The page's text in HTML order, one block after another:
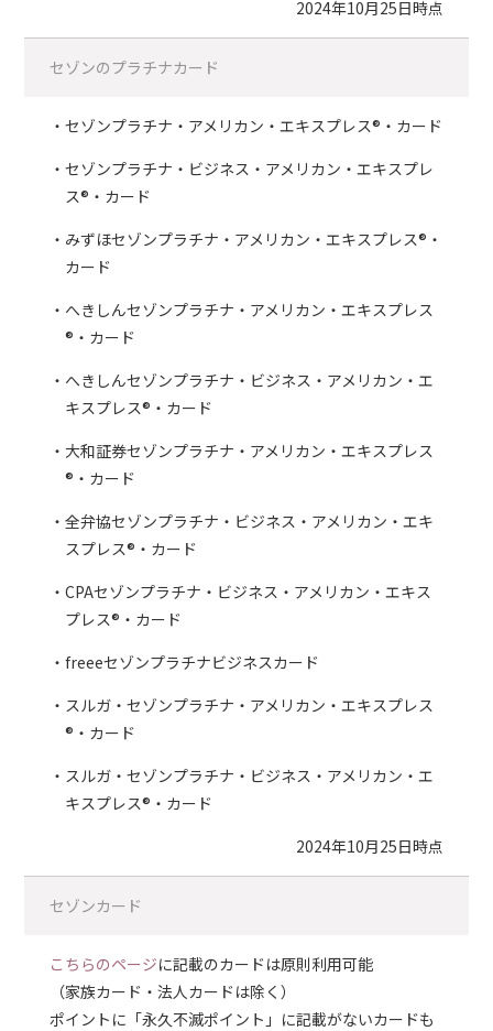
2024年10月25日時点
セゾンのプラチナカード
セゾンプラチナ・アメリカン・エキスプレス®・カード
セゾンプラチナ・ビジネス・アメリカン・エキスプレ
ス®・カード
みずほセゾンプラチナ・アメリカン・エキスプレス®・
カード
へきしんセゾンプラチナ・アメリカン・エキスプレス
®・カード
へきしんセゾンプラチナ・ビジネス・アメリカン・エ
キスプレス®・カード
大和証券セゾンプラチナ・アメリカン・エキスプレス
®・カード
全弁協セゾンプラチナ・ビジネス・アメリカン・エキ
スプレス®・カード
CPAセゾンプラチナ・ビジネス・アメリカン・エキス
プレス®・カード
freeeセゾンプラチナビジネスカード
スルガ・セゾンプラチナ・アメリカン・エキスプレス
®・カード
スルガ・セゾンプラチナ・ビジネス・アメリカン・エ
キスプレス®・カード
2024年10月25日時点
セゾンカード
こちらのページに記載のカードは原則利用可能
（家族カード・法人カードは除く）
ポイントに「永久不滅ポイント」に記載がないカードも